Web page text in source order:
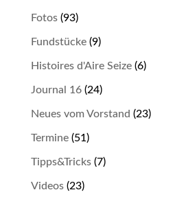
Fotos(93)
Fundstücke(9)
Histoires d'Aire Seize(6)
Journal 16(24)
Neues vom Vorstand (23)
Termine(51)
Tipps&Tricks(7)
Videos(23)